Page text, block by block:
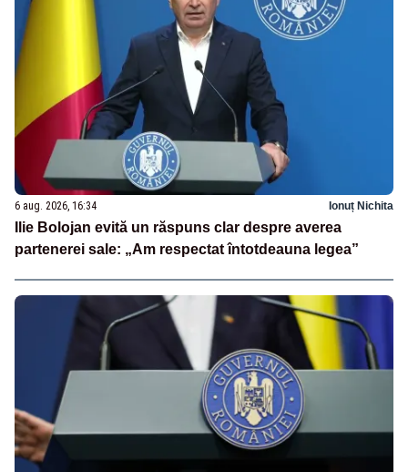
6 aug. 2026, 16:34 Ionuț Nichita
Ilie Bolojan evită un răspuns clar despre averea
partenerei sale: „Am respectat întotdeauna legea”